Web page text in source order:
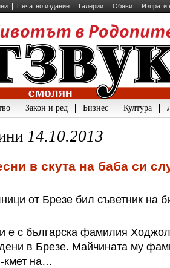
Печатно издание Галерии Обяви Изпрати
Закон и ред Бизнес Култура
14.10.2013
в скута на баба си
от Брезе бил съветник на
е с българска фамилия
в Брезе. Майчината му
кмет на…